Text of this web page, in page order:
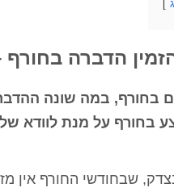
הדברה
בחורף, במה שונה
בחורף על מנת לוודא
שבחודשי החורף אין